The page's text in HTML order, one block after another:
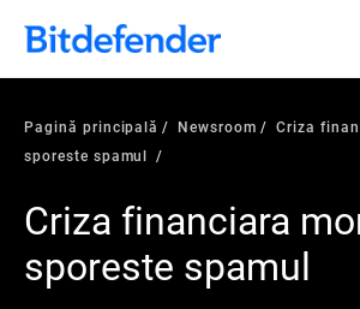
Pagină principală Newsroom
Criza
sporeste spamul
Criza financiara
sporeste spamul